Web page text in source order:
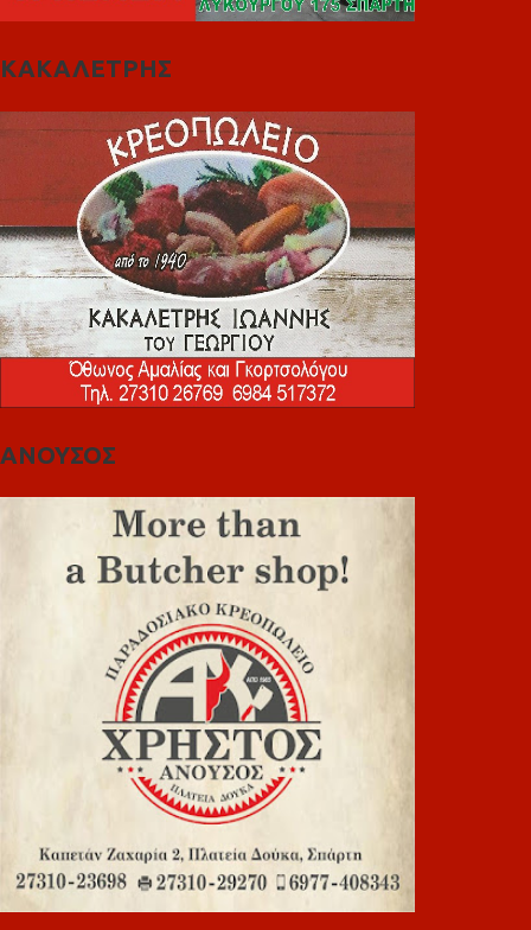
ΚΑΚΑΛΕΤΡΗΣ
ΑΝΟΥΣΟΣ